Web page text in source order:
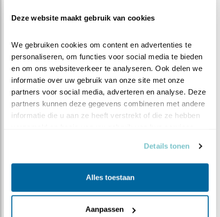
Deze website maakt gebruik van cookies
We gebruiken cookies om content en advertenties te
personaliseren, om functies voor social media te bieden
en om ons websiteverkeer te analyseren. Ook delen we
informatie over uw gebruik van onze site met onze
partners voor social media, adverteren en analyse. Deze
partners kunnen deze gegevens combineren met andere
informatie die u aan ze heeft verstrekt of die ze hebben
Details tonen
Alles toestaan
Aanpassen
STORK, de Engelse naam voor een echte
Nederlandse vogel: de ooievaar. STORK is een
vrijwilligersorganisatie, die zich belangeloos inzet
voor de ooievaars in Nederland. In de jaren zestig
waren de ooievaar in Nederland vrijwel
terugkeren, hebben vele vrijwilligers en
ingezet. Het doel was de terugkeer van de ooievaar
ooievaars lijkt het nu goed te gaan. Het aantal
broedparen neemt weer toe. Bezoek de